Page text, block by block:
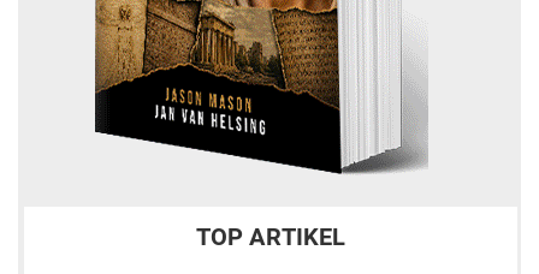
TOP ARTIKEL